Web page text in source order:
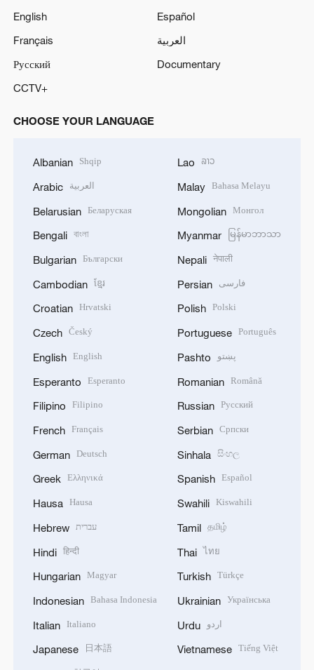
English
Español
Français
العربية
Русский
Documentary
CCTV+
CHOOSE YOUR LANGUAGE
Albanian Shqip
Arabic العربية
Belarusian Беларуская
Bengali বাংলা
Bulgarian Български
Cambodian ខ្មែរ
Croatian Hrvatski
Czech Český
English English
Esperanto Esperanto
Filipino Filipino
French Français
German Deutsch
Greek Ελληνικά
Hausa Hausa
Hebrew עברית
Hindi हिन्दी
Hungarian Magyar
Indonesian Bahasa Indonesia
Italian Italiano
Japanese 日本語
Lao ລາວ
Malay Bahasa Melayu
Mongolian Монгол
Myanmar မြန်မာဘာသာ
Nepali नेपाली
Persian فارسی
Polish Polski
Portuguese Português
Pashto پښتو
Romanian Română
Russian Русский
Serbian Српски
Sinhala සිංහල
Spanish Español
Swahili Kiswahili
Tamil தமிழ்
Thai ไทย
Turkish Türkçe
Ukrainian Українська
Urdu اردو
Vietnamese Tiếng Việt